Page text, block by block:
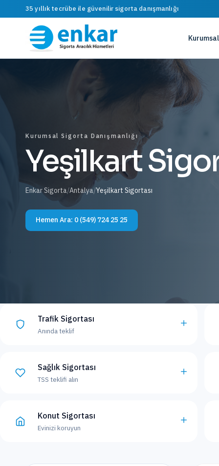
35 yıllık tecrübe ile güvenilir sigorta danışmanlığı
Kurumsal
Kurumsal Sigorta Danışmanlığı
Yeşilkart
Enkar Sigorta/Antalya/Yeşilkart Sigortası
Hemen Ara: 0 (549) 724 25 25
Trafik Sigortası
Anında teklif
Sağlık Sigortası
TSS teklifi alın
Konut Sigortası
Evinizi koruyun